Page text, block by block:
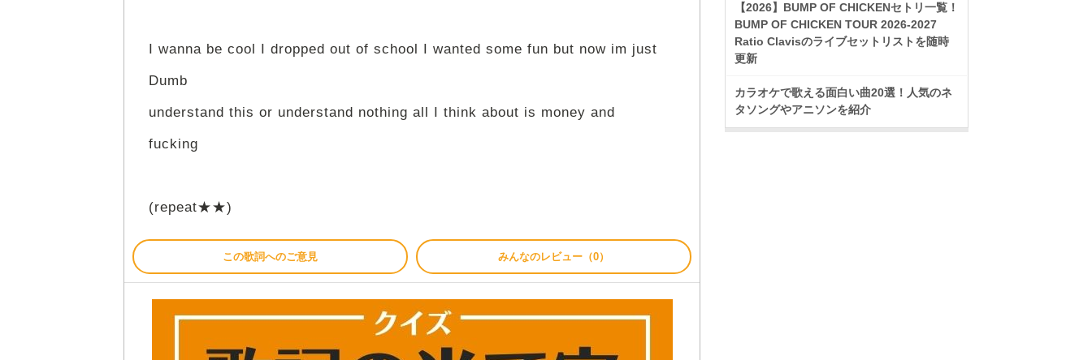
I wanna be cool I dropped out of school I wanted some fun but now im just
Dumb
understand this or understand nothing all I think about is money and
fucking
(repeat★★)
この歌詞へのご意見 みんなのレビュー（0）
【2026】BUMP OF CHICKENセトリ一覧！
BUMP OF CHICKEN TOUR 2026-2027
Ratio Clavisのライブセットリストを随時
更新
カラオケで歌える面白い曲20選！人気のネ
タソングやアニソンを紹介